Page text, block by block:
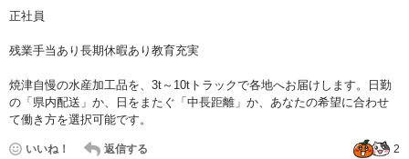
正社員
残業手当あり長期休暇あり教育充実
焼津自慢の水産加工品を、3t～10tトラックで各地へお届けします。日勤
の「県内配送」か、日をまたぐ「中長距離」か、あなたの希望に合わせ
て働き方を選択可能です。
いいね！ 返信する 2